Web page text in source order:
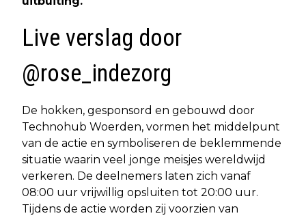
Live verslag door
@rose_indezorg
De hokken, gesponsord en gebouwd door
Technohub Woerden, vormen het middelpunt
van de actie en symboliseren de beklemmende
situatie waarin veel jonge meisjes wereldwijd
verkeren. De deelnemers laten zich vanaf
08:00 uur vrijwillig opsluiten tot 20:00 uur.
Tijdens de actie worden zij voorzien van